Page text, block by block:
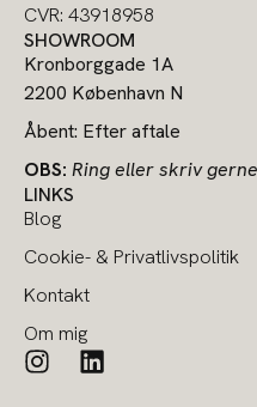
CVR: 43918958
SHOWROOM
Kronborggade 1A
2200 København N
Åbent: Efter aftale
OBS: Ring eller skriv
LINKS
Blog
Cookie- & Privatlivspolitik
Kontakt
Om mig